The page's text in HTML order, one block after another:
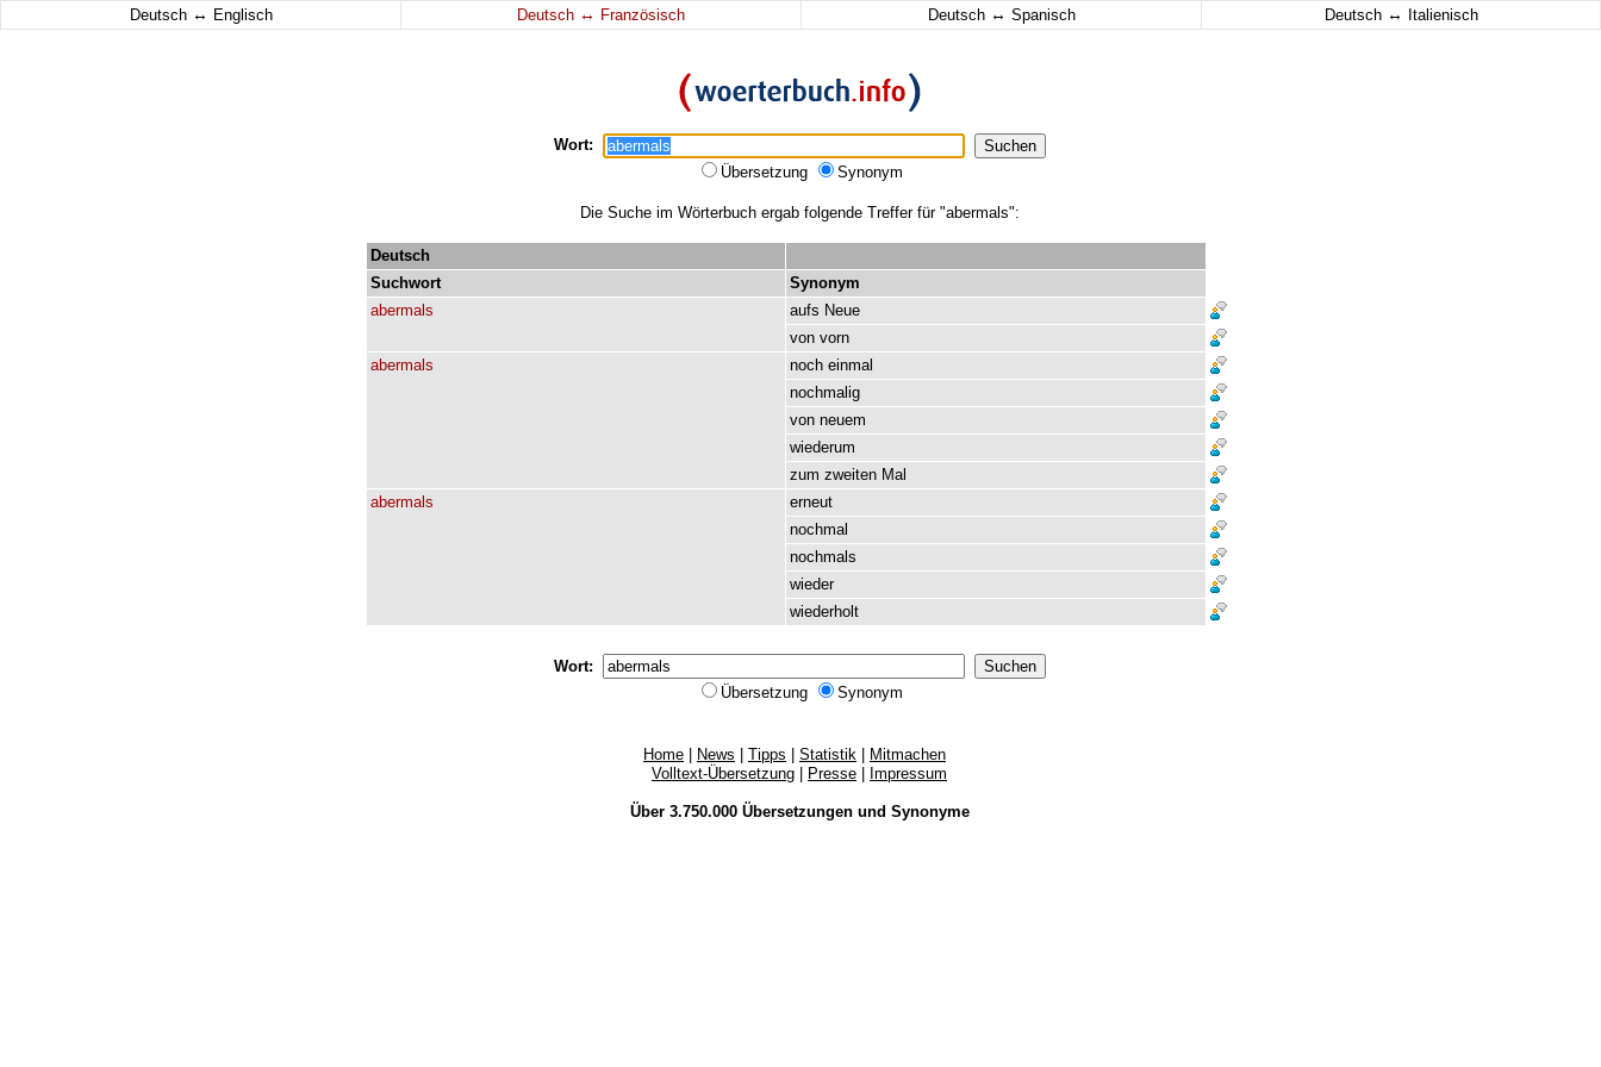
Deutsch ↔ Englisch Deutsch ↔ Französisch Deutsch ↔ Spanisch Deutsch ↔ Italienisch
Wort:
Übersetzung
Synonym
Die Suche im Wörterbuch ergab folgende Treffer für "abermals":
Deutsch
Suchwort
Synonym
abermals
aufs Neue
von vorn
abermals
noch einmal
nochmalig
von neuem
wiederum
zum zweiten Mal
abermals
erneut
nochmal
nochmals
wieder
wiederholt
Wort:
Übersetzung
Synonym
Home News Tipps Statistik
Mitmachen
Volltext-Übersetzung
Presse Impressum
Über 3.750.000 Übersetzungenund Synonyme